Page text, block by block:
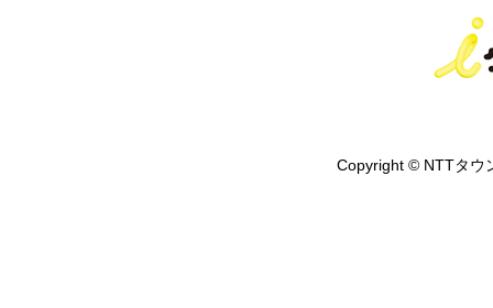
Copyright © NTTタウ